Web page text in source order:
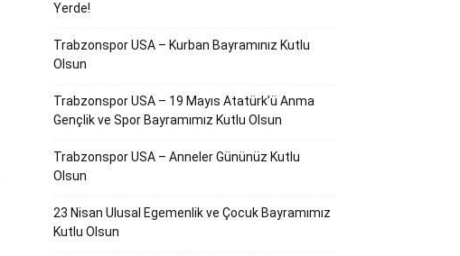
Yerde!
Trabzonspor USA – Kurban Bayramınız Kutlu
Olsun
Trabzonspor USA – 19 Mayıs Atatürk’ü Anma
Gençlik ve Spor Bayramımız Kutlu Olsun
Trabzonspor USA – Anneler Gününüz Kutlu
Olsun
23 Nisan Ulusal Egemenlik ve Çocuk Bayramımız
Kutlu Olsun